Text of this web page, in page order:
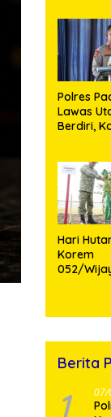
Rakyat
Polres
Lawas
Berdiri,
dan
Personel
Hari
Korem
052/
Berita
1 07/